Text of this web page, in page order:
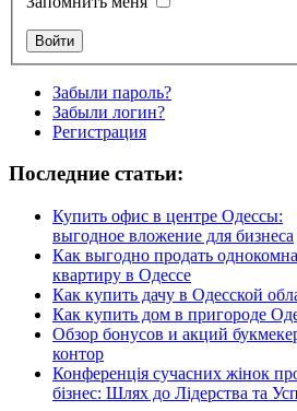
Забыли пароль?
Забыли логин?
Регистрация
Последние статьи:
Купить офис в центре Одессы:
выгодное вложение для бизнеса
Как выгодно продать
квартиру в Одессе
Как купить дачу в Одесской
Как купить дом в пригороде
Обзор бонусов и акций
контор
Конференція сучасних жінок
бізнес: Шлях до Лідерства та